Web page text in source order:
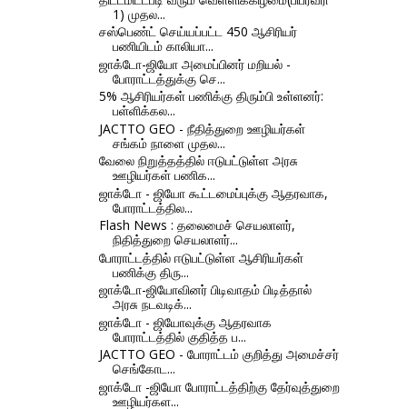
1) முதல...
சஸ்பெண்ட் செய்யப்பட்ட 450 ஆசிரியர்
பணியிடம் காலியா...
ஜாக்டோ-ஜியோ அமைப்பினர் மறியல் -
போராட்டத்துக்கு செ...
5% ஆசிரியர்கள் பணிக்கு திரும்பி உள்ளனர்:
பள்ளிக்கல...
JACTTO GEO - நீதித்துறை ஊழியர்கள்
சங்கம் நாளை முதல...
வேலை நிறுத்தத்தில் ஈடுபட்டுள்ள அரசு
ஊழியர்கள் பணிக...
ஜாக்டோ - ஜியோ கூட்டமைப்புக்கு ஆதரவாக,
போராட்டத்தில...
Flash News : தலைமைச் செயலாளர்,
நிதித்துறை செயலாளர்...
போராட்டத்தில் ஈடுபட்டுள்ள ஆசிரியர்கள்
பணிக்கு திரு...
ஜாக்டோ-ஜியோவினர் பிடிவாதம் பிடித்தால்
அரசு நடவடிக்...
ஜாக்டோ - ஜியோவுக்கு ஆதரவாக
போராட்டத்தில் குதித்த ப...
JACTTO GEO - போராட்டம் குறித்து அமைச்சர்
செங்கோட...
ஜாக்டோ -ஜியோ போராட்டத்திற்கு தேர்வுத்துறை
ஊழியர்கள...